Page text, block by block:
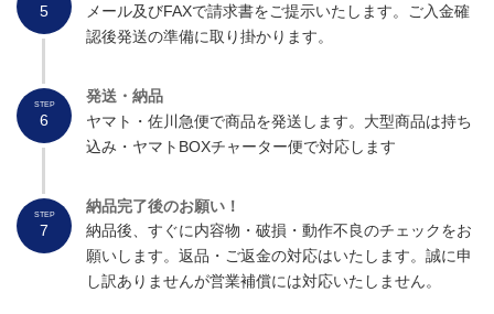
メール及びFAXで請求書をご提示いたします。ご入金確
認後発送の準備に取り掛かります。
5
発送・納品
ヤマト・佐川急便で商品を発送します。大型商品は持ち
込み・ヤマトBOXチャーター便で対応します
STEP
6
納品完了後のお願い！
納品後、すぐに内容物・破損・動作不良のチェックをお
願いします。返品・ご返金の対応はいたします。誠に申
し訳ありませんが営業補償には対応いたしません。
STEP
7